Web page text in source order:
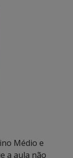
Médio e
a aula não